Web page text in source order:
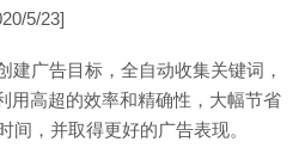
5/23]
建广告目标，全自动收集关键词，
用高超的效率和精确性，大幅节省
间，并取得更好的广告表现。